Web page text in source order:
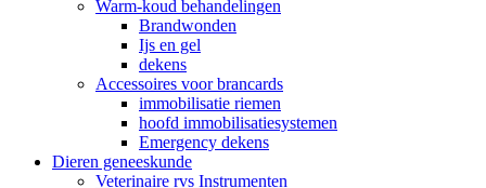
Warm-koud behandelingen
Brandwonden
Ijs en gel
dekens
Accessoires voor brancards
immobilisatie riemen
hoofd immobilisatiesystemen
Emergency dekens
Dieren geneeskunde
Veterinaire rvs Instrumenten